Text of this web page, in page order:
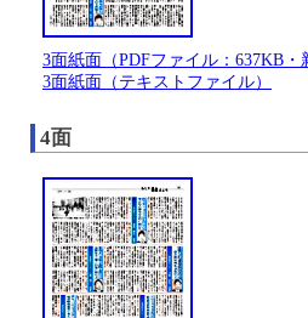
3面紙面（PDFファイル：637KB・
3面紙面（テキストファイル）
4面